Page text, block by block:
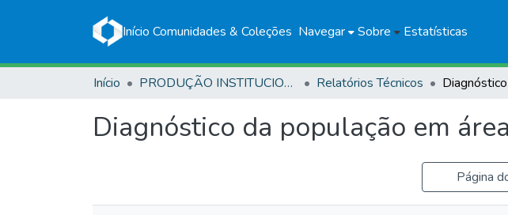
Início Comunidades & Coleções Navegar Sobre Estatísticas
Início PRODUÇÃO INSTITUCIONAL Relatórios Técnicos
Diagnóstico da população em
Página